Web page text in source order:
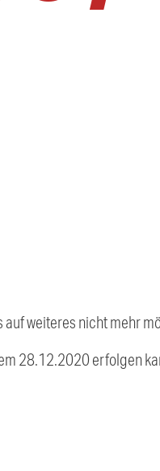
weiteres nicht mehr
28.12.2020 erfolgen